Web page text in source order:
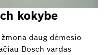
kokybe
daug dėmesio
Bosch vardas